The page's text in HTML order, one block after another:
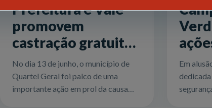
Prefeitura e Vale
promovem
castração gratuita
de 50 animais em
Quartel Geral
No dia 13 de junho, o município de
Quartel Geral foi palco de uma
importante ação em prol da causa
em
Em